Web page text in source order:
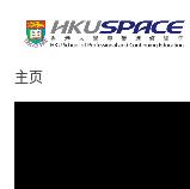
content
Main
content
主页